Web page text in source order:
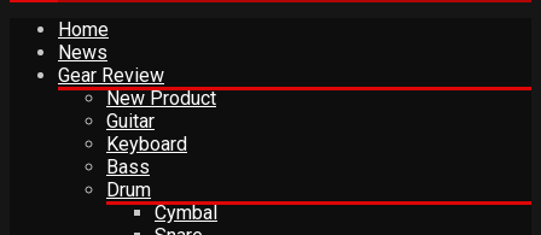
Home
News
Gear Review
New Product
Guitar
Keyboard
Bass
Drum
Cymbal